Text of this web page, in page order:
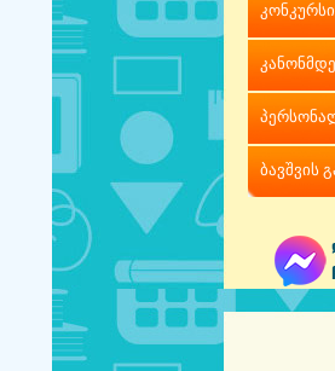
კონკურსი
ბავშვის